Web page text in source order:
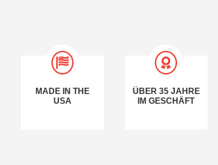
MADE IN THE
USA
ÜBER 35 JAHRE
IM GESCHÄFT